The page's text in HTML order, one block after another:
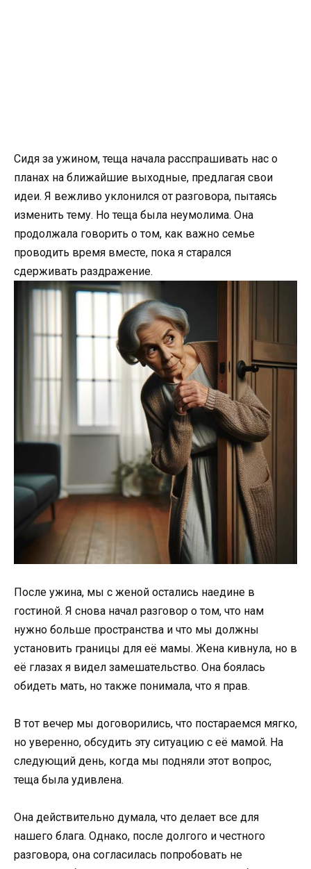
Сидя за ужином, теща начала расспрашивать нас о
планах на ближайшие выходные, предлагая свои
идеи. Я вежливо уклонился от разговора, пытаясь
изменить тему. Но теща была неумолима. Она
продолжала говорить о том, как важно семье
проводить время вместе, пока я старался
сдерживать раздражение.
После ужина, мы с женой остались наедине в
гостиной. Я снова начал разговор о том, что нам
нужно больше пространства и что мы должны
установить границы для её мамы. Жена кивнула, но в
её глазах я видел замешательство. Она боялась
обидеть мать, но также понимала, что я прав.
В тот вечер мы договорились, что постараемся мягко,
но уверенно, обсудить эту ситуацию с её мамой. На
следующий день, когда мы подняли этот вопрос,
теща была удивлена.
Она действительно думала, что делает все для
нашего блага. Однако, после долгого и честного
разговора, она согласилась попробовать не